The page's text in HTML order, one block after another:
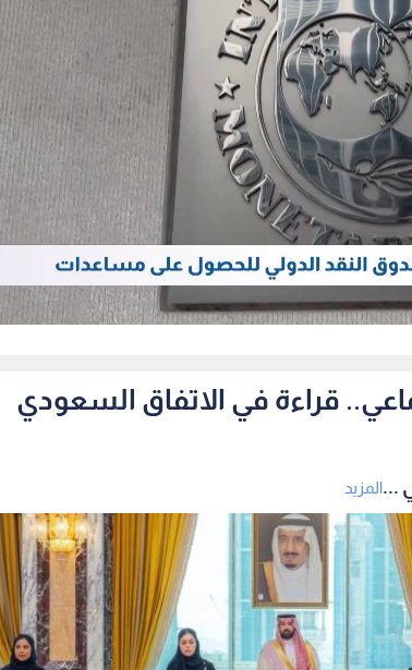
قراءة في الاتفاق السعودي
...المزيد